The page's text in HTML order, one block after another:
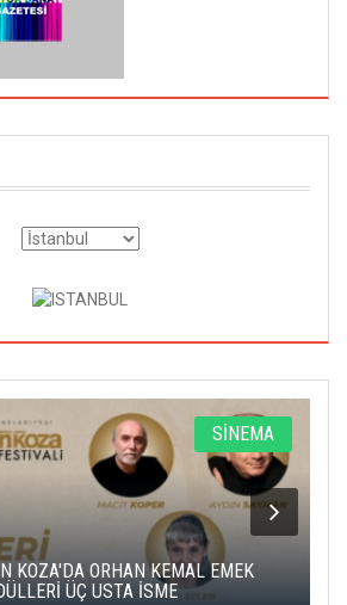
SİNEMA
KOZA'DA ORHAN KEMAL EMEK
ÜÇ USTA İSME